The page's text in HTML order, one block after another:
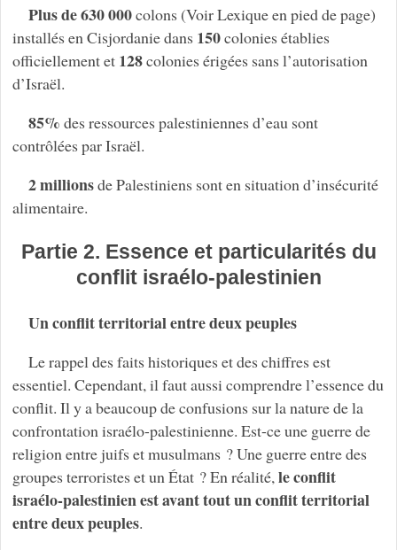
Plus de 630 000colons (Voir Lexique en pied de page)
installés en Cisjordanie dans 150colonies établies
officiellement et 128colonies érigées sans l’autorisation
d’Israël.
85% des ressources palestiniennes d’eau sont
contrôlées par Israël.
2 millionsde Palestiniens sont en situation d’insécurité
alimentaire.
Partie 2. Essence et particularités du
conflit israélo-palestinien
Un conflit territorial entre deux peuples
Le rappel des faits historiques et des chiffres est
essentiel. Cependant, il faut aussi comprendre l’essence du
conflit. Il y a beaucoup de confusions sur la nature de la
confrontation israélo-palestinienne. Est-ce une guerre de
religion entre juifs et musulmans ? Une guerre entre des
groupes terroristes et un État ? En réalité,le conflit
israélo-palestinien est avant tout un conflit territorial
entre deux peuples.